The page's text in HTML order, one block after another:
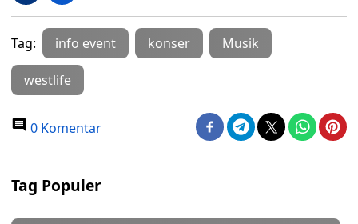
Tag: info event konser Musik
westlife
0 Komentar
Tag Populer